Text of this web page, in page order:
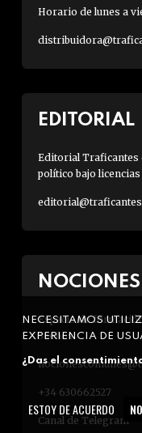
Horario de lunes a
EDITORIAL
Editorial Traficantes
político bajo
Espacio de
Sueños.
+34 630662527
Canal de Telegram
NECESITAMOS
EXPERIENCIA DE
¿Das el
ESTOY DE ACUERDO